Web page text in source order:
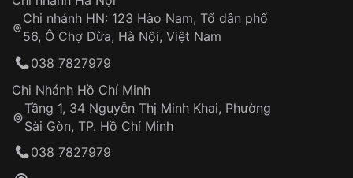
Từ khóa SEO:
Khách hàng kiểm tra và thanh toán trực tiếp
Đảm bảo quyền lợi khách hàng
Đồng hành cùng khách hàng trong suốt quá
trình sử dụng
Chi nhánh HN: 123 Hào Nam, Tổ dân phố
56, Ô Chợ Dừa, Hà Nội, Việt Nam
038 7827979
Chi Nhánh Hồ Chí Minh
Tầng 1, 34 Nguyễn Thị Minh Khai, Phường
Sài Gòn, TP. Hồ Chí Minh
038 7827979